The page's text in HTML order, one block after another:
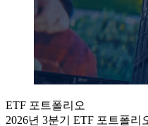
2026년 3분기 ETF 포트폴리오